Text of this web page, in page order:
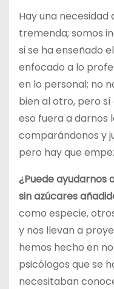
Hay una
tremenda; somos
si se ha enseñado
enfocado a lo
en lo personal; no
bien al otro, pero
eso fuera a darnos
comparándonos y
pero hay que
¿Puede ayudarnos
sin azúcares
como especie,
y nos llevan a
hemos hecho en
psicólogos que se
necesitaban